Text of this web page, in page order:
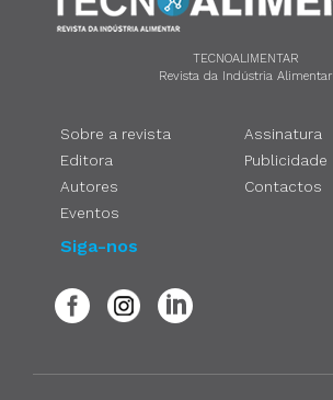
TECNOALIMENTAR
Revista da Indústria Alimentar
Sobre a revista
Editora
Autores
Eventos
Assinatura
Publicidade
Contactos
Siga-nos